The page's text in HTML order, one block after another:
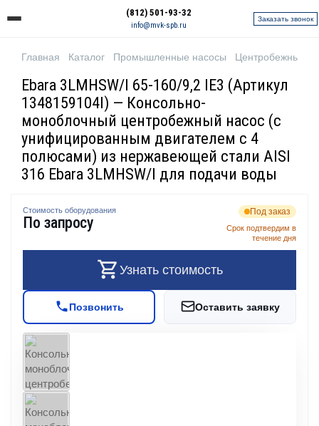
(812) 501-93-32
info@mvk-spb.ru
Заказать звонок
Главная Каталог Промышленные насосы Центробежные
Ebara 3LMHSW/I 65-160/9,2 IE3 (Артикул
1348159104I) — Консольно-
моноблочный центробежный насос (с
унифицированным двигателем с 4
полюсами) из нержавеющей стали AISI
316 Ebara 3LMHSW/I для подачи воды
Стоимость оборудования
По запросу
Под заказ
Срок подтвердим в
течение дня
Узнать стоимость
Позвонить Оставить заявку